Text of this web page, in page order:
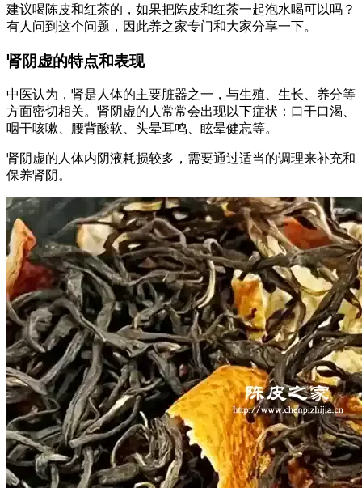
建议喝陈皮和红茶的，如果把陈皮和红茶一起泡水喝可以吗？
有人问到这个问题，因此养之家专门和大家分享一下。
肾阴虚的特点和表现
中医认为，肾是人体的主要脏器之一，与生殖、生长、养分等
方面密切相关。肾阴虚的人常常会出现以下症状：口干口渴、
咽干咳嗽、腰背酸软、头晕耳鸣、眩晕健忘等。
肾阴虚的人体内阴液耗损较多，需要通过适当的调理来补充和
保养肾阴。